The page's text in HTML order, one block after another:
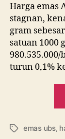
Harga emas
stagnan,
gram
satuan 1000
turun 0,1%
Tag emas ubs,